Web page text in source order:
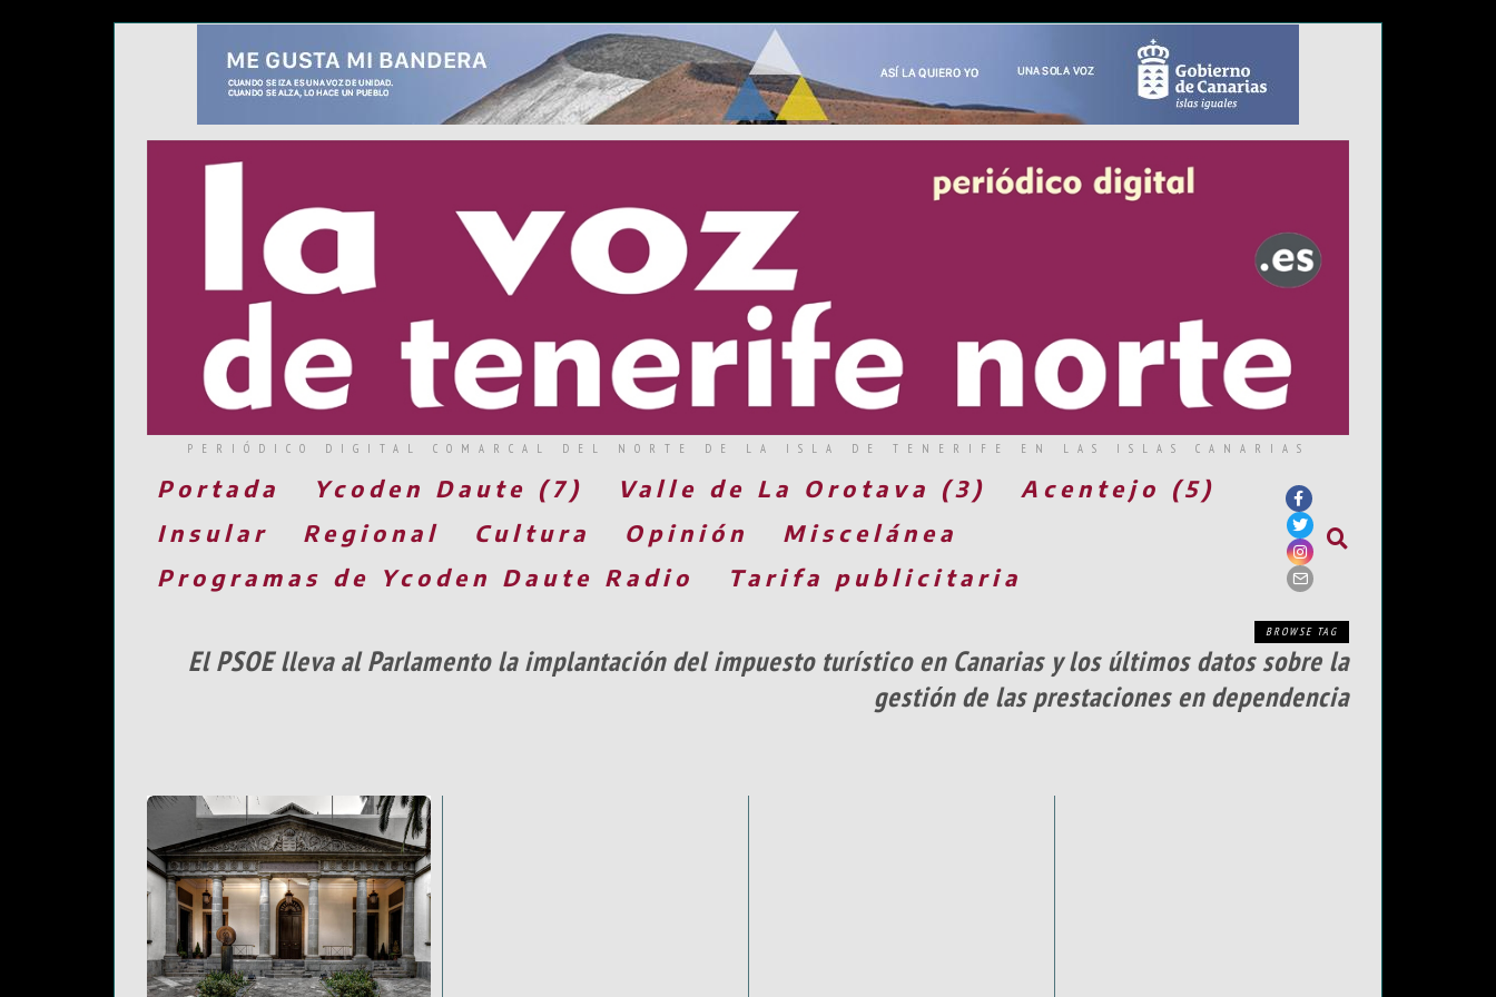
PERIÓDICO DIGITAL COMARCAL DEL NORTE DE LA ISLA DE TENERIFE EN LAS ISLAS CANARIAS
Portada Ycoden Daute (7) Valle de La Orotava (3)
Acentejo (5)
Insular
Regional Cultura Opinión
Miscelánea
Programas de Ycoden Daute Radio
Tarifa publicitaria
BROWSE TAG
El PSOE lleva al Parlamento la implantación del impuesto turístico en Canarias y los últimos datos sobre la
gestión de las prestaciones en dependencia